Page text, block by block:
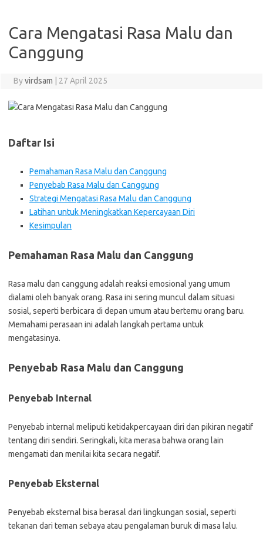
Cara Mengatasi Rasa Malu dan
Canggung
Byvirdsam 27 April 2025
Daftar Isi
Pemahaman Rasa Malu dan Canggung
Penyebab Rasa Malu dan Canggung
Strategi Mengatasi Rasa Malu dan Canggung
Latihan untuk Meningkatkan Kepercayaan Diri
Kesimpulan
Pemahaman Rasa Malu dan Canggung
Rasa malu dan canggung adalah reaksi emosional yang umum
dialami oleh banyak orang. Rasa ini sering muncul dalam situasi
sosial, seperti berbicara di depan umum atau bertemu orang baru.
Memahami perasaan ini adalah langkah pertama untuk
mengatasinya.
Penyebab Rasa Malu dan Canggung
Penyebab Internal
Penyebab internal meliputi ketidakpercayaan diri dan pikiran negatif
tentang diri sendiri. Seringkali, kita merasa bahwa orang lain
mengamati dan menilai kita secara negatif.
Penyebab Eksternal
Penyebab eksternal bisa berasal dari lingkungan sosial, seperti
tekanan dari teman sebaya atau pengalaman buruk di masa lalu.